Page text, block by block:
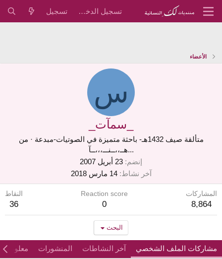
تسجيل الدخول تسجيل
الأعضاء
س
_سمآت_
متألقة صيف 1432هـ- باحثة متميزة في الصوتيات-مبدعة · من
...هــ،،ــنـــ،،،ــآ
إنضم 23 أبريل 2007
آخر نشاط 14 مارس 2018
المشاركات
8,864
Reaction score
0
النقاط
36
البحث
مشاركات الملف الشخصي آخر النشاطات المنشورات معلومات